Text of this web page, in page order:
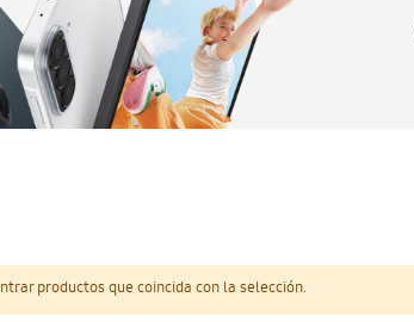
productos que coincida con la selección.